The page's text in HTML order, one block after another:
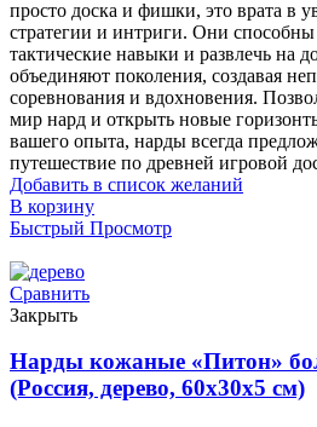
просто доска и фишки, это врата в
стратегии и интриги. Они способны
тактические навыки и развлечь на
объединяют поколения, создавая
соревнования и вдохновения.
мир нард и открыть новые
вашего опыта, нарды всегда
путешествие по древней игровой
Добавить в список желаний
В корзину
Быстрый Просмотр
Сравнить
Закрыть
Нарды кожаные «Питон»
(Россия, дерево, 60х30х5 см)